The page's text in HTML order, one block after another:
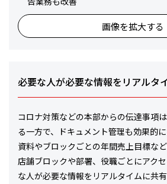
画像を拡大する
必要な人が必要な情報をリアルタ
コロナ対策などの本部からの伝達事項
る一方で、ドキュメント管理も効果的
資料やブロックごとの年間売上目標な
店舗ブロックや部署、役職ごとにアク
な人が必要な情報をリアルタイムに共